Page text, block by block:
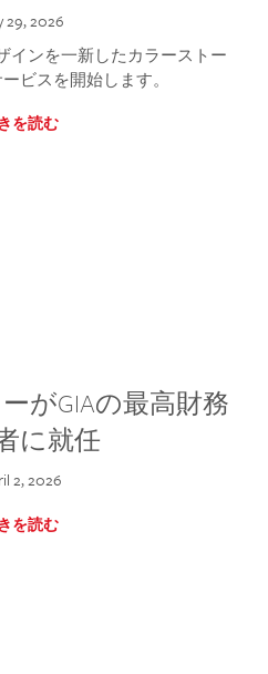
29, 2026
インを一新したカラーストー
ビスを開始します。
を読む
がGIAの最高財務
に就任
2, 2026
を読む